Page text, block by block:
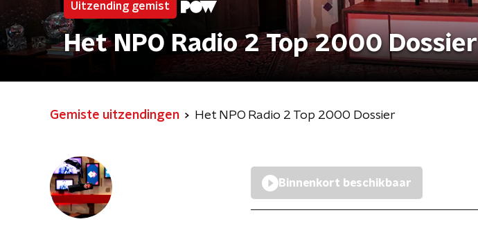
Uitzending gemist
Het NPO Radio 2 Top 2000 Dossier
Gemiste uitzendingen Het NPO Radio 2 Top 2000 Dossier
Binnenkort beschikbaar